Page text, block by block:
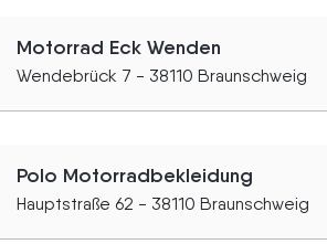
Motorrad Eck Wenden
Wendebrück 7 - 38110 Braunschweig
Polo Motorradbekleidung
Hauptstraße 62 - 38110 Braunschweig